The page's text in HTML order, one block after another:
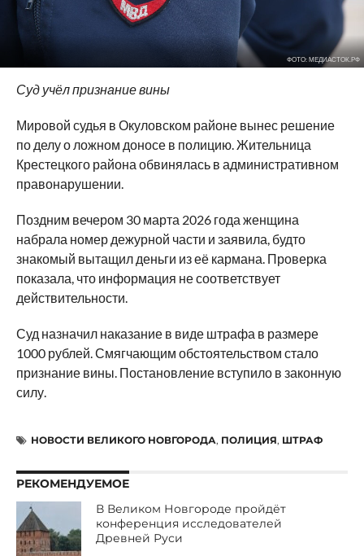
ФОТО: МЕДИАСТОК.РФ
Суд учёл признание вины
Мировой судья в Окуловском районе вынес решение
по делу о ложном доносе в полицию. Жительница
Крестецкого района обвинялась в административном
правонарушении.
Поздним вечером 30 марта 2026 года женщина
набрала номер дежурной части и заявила, будто
знакомый вытащил деньги из её кармана. Проверка
показала, что информация не соответствует
действительности.
Суд назначил наказание в виде штрафа в размере
1000 рублей. Смягчающим обстоятельством стало
признание вины. Постановление вступило в законную
силу.
НОВОСТИ ВЕЛИКОГО НОВГОРОДА, ПОЛИЦИЯ, ШТРАФ
РЕКОМЕНДУЕМОЕ
В Великом Новгороде пройдёт
конференция исследователей
Древней Руси